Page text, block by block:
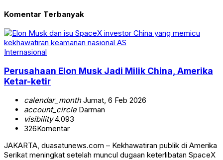
Komentar Terbanyak
Internasional
Perusahaan Elon Musk Jadi Milik China, Amerika
Ketar-ketir
calendar_monthJumat, 6 Feb 2026
account_circleDarman
visibility4.093
326Komentar
JAKARTA, duasatunews.com – Kekhawatiran publik di Amerika
Serikat meningkat setelah muncul dugaan keterlibatan SpaceX